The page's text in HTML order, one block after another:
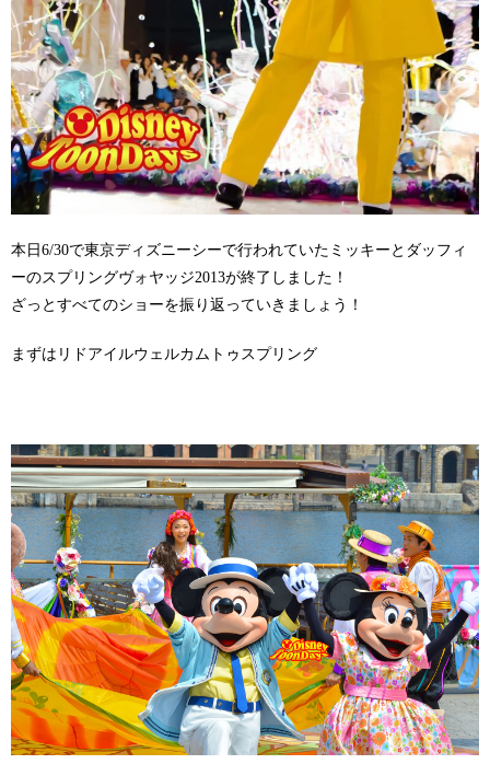
本日6/30で東京ディズニーシーで行われていたミッキーとダッフィ
ーのスプリングヴォヤッジ2013が終了しました！
ざっとすべてのショーを振り返っていきましょう！
まずはリドアイルウェルカムトゥスプリング